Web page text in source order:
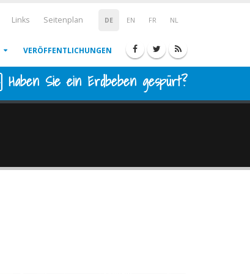
DE EN FR NL
Links Seitenplan
VERÖFFENTLICHUNGEN
Haben Sie ein Erdbeben gespürt?